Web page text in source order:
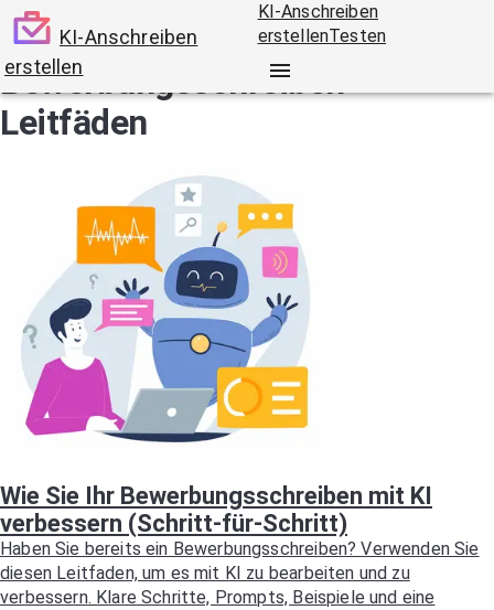
KI-Anschreiben
erstellen
KI-Anschreiben
erstellenTesten
Bewerbungsschreiben-
Leitfäden
Wie Sie Ihr Bewerbungsschreiben mit KI
verbessern (Schritt-für-Schritt)
Haben Sie bereits ein Bewerbungsschreiben? Verwenden Sie
diesen Leitfaden, um es mit KI zu bearbeiten und zu
verbessern. Klare Schritte, Prompts, Beispiele und eine